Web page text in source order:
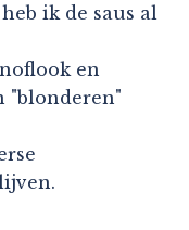
ik de saus al
en
"blonderen"